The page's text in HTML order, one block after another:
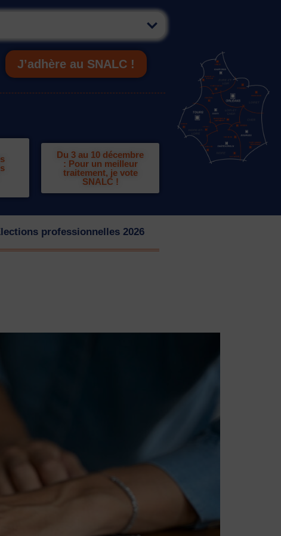
J’adhère au SNALC !
Du 3 au 10 décembre
: Pour un meilleur
traitement, je vote
SNALC !
professionnelles 2026